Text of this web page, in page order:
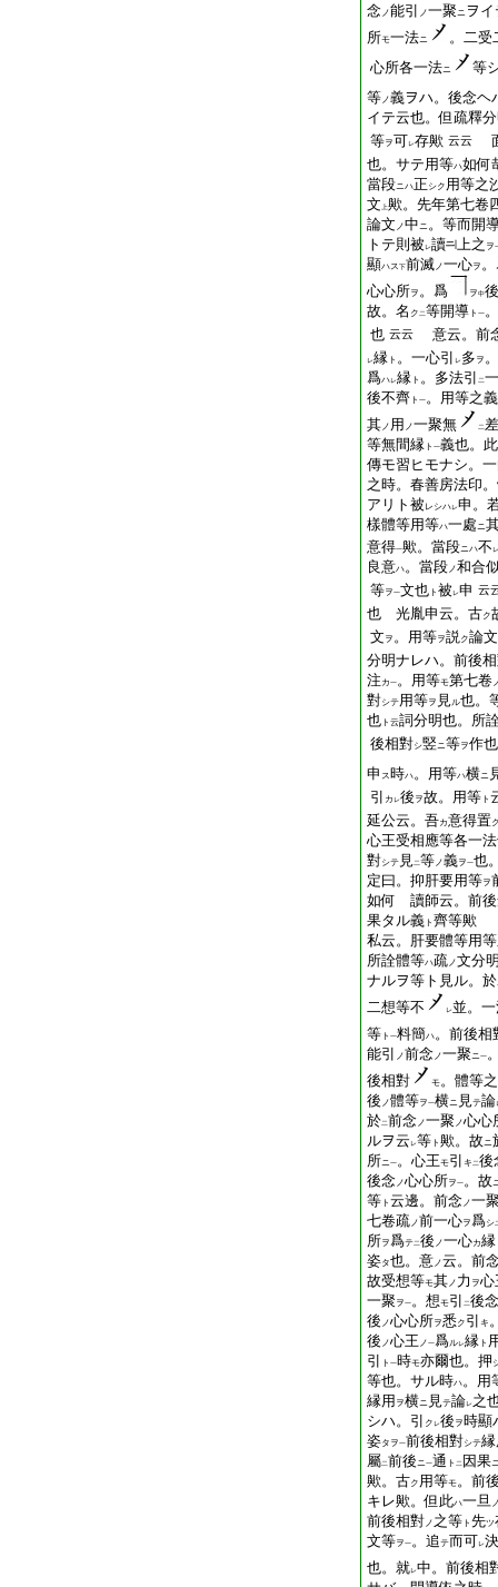
念ノ能引 ノ一聚ニヲ
所モ一法ニ
。二受
心所各一法ニ
等
等ノ義ヲハ。後念ヘ
イテ云也。但疏釋
等ヲ可レ存歟 云云
也。サテ用等ハ如何
當段ニハ正 シク 用等之
文
上歟。先年第七卷
論文 ノ中ニ。等而開
トテ則被 レ讀 上之 ヲ
顯ハス下前滅ノ一心ヲ
心心所ヲ 。爲 ヲ中後
故。名 ク 二等開導 ト 一
也 云云 意云。前
レ縁 ト 。一心引 レ多 ヲ
爲ハレ縁 ト 。多法引 二
後不齊 ト 一。用等之
其ノ 用 ノ一聚無 二
等無間縁 ト 一義也。
傳モ習ヒモナシ。
之時。春善房法印
アリト被 レシハレ申。
樣體等用等ハ一處ニ
意得一歟。當段ニハ不 レ
良意ハ。當段ノ和合
等ヲ一文也 ト 被 レ申 云
也 光胤申云。古ク
文 ヲ 。用等ヲ説ク論
分明ナレハ。前後
注 カ一。用等モ第七卷
對シテ用等ヲ 見ル也。
也 ト云詞分明也。所
後相對シ竪ニ等ヲ作也
申 ス時ハ。用等ハ横ニ
引
カ レ後 ヲ故。用等 ト
延公云。吾カ意得置
心王受相應等各一
對シテ 見二等ノ義ヲ一也
定曰。抑肝要用等ヲ
如何 讀師云。前
果タル義 ト 齊等歟
私云。肝要體等用
所詮體等ハ疏ノ文分
ナルヲ等ト見ル。於
二想等不 レ並。
等 ト 一料簡ハ。前後相
能引
ノ前念ノ一聚ニ一
後相對
モ。體等
後 ノ體等ヲ一横ニ 見テ論
於二前念ノ一聚 ノ心心
ルヲ云 レ等 ト 歟。故ニ
所ニ一。心王モ引 キ 二後
後念ノ心心所ヲ一。故
等 ト 云邊。前念ノ一
七卷疏ノ前一心ヲ爲シ
所ヲ爲テ二後 ノ一心カ縁
姿タ也。意ノ云。前
故受想等モ其ノ 力 ヲ心
一聚 ヲ一。想モ引 二後念
後 ノ心心所ヲ悉ク 引 キ
後 ノ心王 ノ一爲ルレ縁 ト
引
ト 一時モ亦爾也。押
等也。サル時ハ。用
縁用 ヲ横ニ 見テ論レ之
シハ。引
ク レ後 ヲ時顯
姿タヲ一前後相對シテ
屬二前後ニ一通 ト 二 因果
歟。古ク 用等モ。前
キレ歟。但此ハ一旦
前後相對ノ 之等 ト 先ツ
文等ヲ一。追テ而可レ決
也。就レ中。前後相